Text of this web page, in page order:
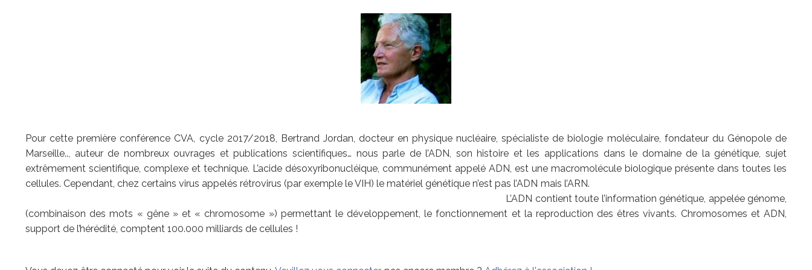
Pour cette première conférence CVA, cycle 2017/2018, Bertrand Jordan, docteur en physique nucléaire, spécialiste de biologie moléculaire, fondateur du Génopole de
Marseille.., auteur de nombreux ouvrages et publications scientifiques… nous parle de l’ADN, son histoire et les applications dans le domaine de la génétique, sujet
extrêmement scientifique, complexe et technique. L’acide désoxyribonucléique, communément appelé ADN, est une macromolécule biologique présente dans toutes les
cellules. Cependant, chez certains virus appelés rétrovirus (par exemple le VIH) le matériel génétique n’est pas l’ADN mais l’ARN.
L’ADN contient toute l’information génétique, appelée génome,
(combinaison des mots « gêne » et « chromosome ») permettant le développement, le fonctionnement et la reproduction des êtres vivants. Chromosomes et ADN,
support de l’hérédité, comptent 100.000 milliards de cellules !